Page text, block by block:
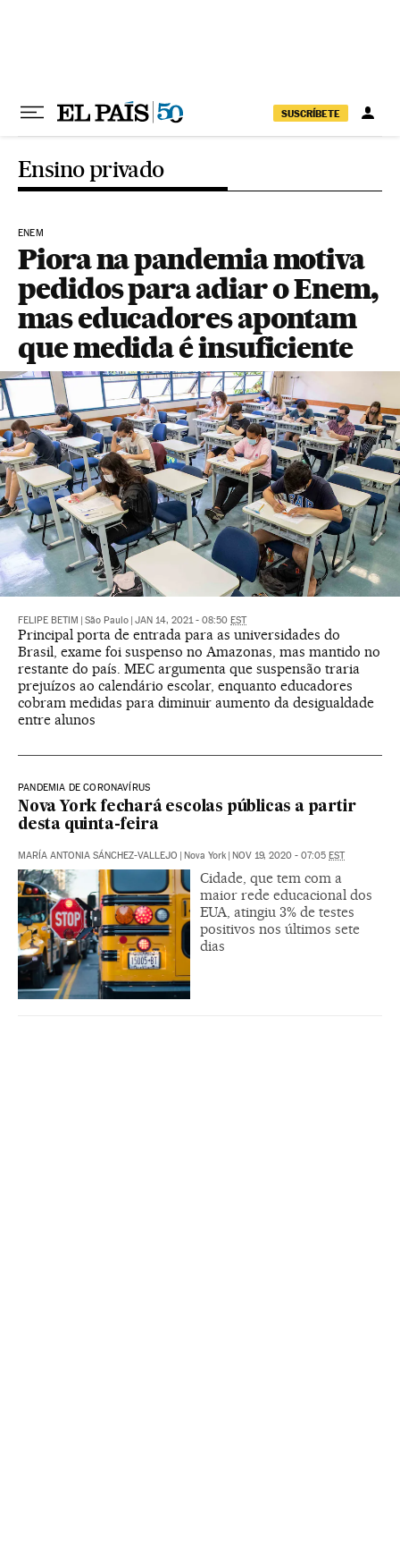
SUSCRÍBETE
Ensino privado
ENEM
Piora na pandemia motiva
pedidos para adiar o Enem,
mas educadores apontam
que medida é insuficiente
FELIPE BETIM São Paulo JAN 14, 2021 - 08:50 EST
Principal porta de entrada para as universidades do
Brasil, exame foi suspenso no Amazonas, mas mantido no
restante do país. MEC argumenta que suspensão traria
prejuízos ao calendário escolar, enquanto educadores
cobram medidas para diminuir aumento da desigualdade
entre alunos
PANDEMIA DE CORONAVÍRUS
Nova York fechará escolas públicas a partir
desta quinta-feira
MARÍA ANTONIA SÁNCHEZ-VALLEJO Nova York NOV 19, 2020 - 07:05 EST
Cidade, que tem com a
maior rede educacional dos
EUA, atingiu 3% de testes
positivos nos últimos sete
dias